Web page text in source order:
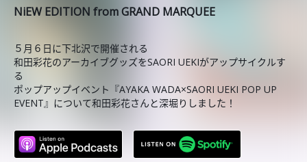
NiEW EDITION from GRAND MARQUEE
５月６日に下北沢で開催される
和田彩花のアーカイブグッズをSAORI UEKIがアップサイクルす
る
ポップアップイベント『AYAKA WADA×SAORI UEKI POP UP
EVENT』について和田彩花さんと深堀りしました！